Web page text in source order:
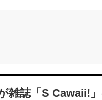
雑誌「S Cawaii!